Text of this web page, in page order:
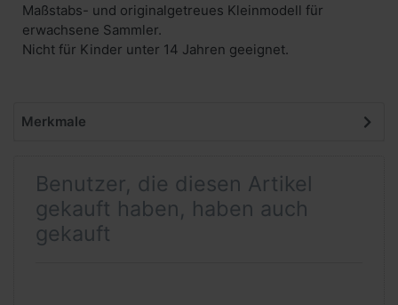
Maßstabs- und originalgetreues Kleinmodell für
erwachsene Sammler.
Nicht für Kinder unter 14 Jahren geeignet.
Merkmale
Benutzer, die diesen Artikel
gekauft haben, haben auch
gekauft